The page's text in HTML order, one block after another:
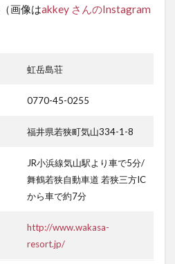
画像はakkey さんのInstagram
虹岳島荘
0770-45-0255
福井県若狭町気山334-1-8
JR小浜線気山駅より車で5分/
舞鶴若狭自動車道 若狭三方IC
から車で約7分
http://www.wakasa-
resort.jp/